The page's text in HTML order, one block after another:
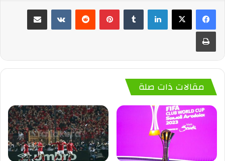
لينكدإن بينتيريست
مقالات ذات صلة